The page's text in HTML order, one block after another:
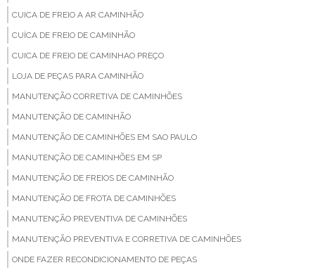
CUICA DE FREIO A AR CAMINHÃO
CUÍCA DE FREIO DE CAMINHÃO
CUICA DE FREIO DE CAMINHAO PREÇO
LOJA DE PEÇAS PARA CAMINHÃO
MANUTENÇÃO CORRETIVA DE CAMINHÕES
MANUTENÇÃO DE CAMINHÃO
MANUTENÇÃO DE CAMINHÕES EM SAO PAULO
MANUTENÇÃO DE CAMINHÕES EM SP
MANUTENÇÃO DE FREIOS DE CAMINHÃO
MANUTENÇÃO DE FROTA DE CAMINHÕES
MANUTENÇÃO PREVENTIVA DE CAMINHÕES
MANUTENÇÃO PREVENTIVA E CORRETIVA DE CAMINHÕES
ONDE FAZER RECONDICIONAMENTO DE PEÇAS